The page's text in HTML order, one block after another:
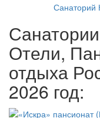
Санаторий
Отели,
отдыха
2026 год: